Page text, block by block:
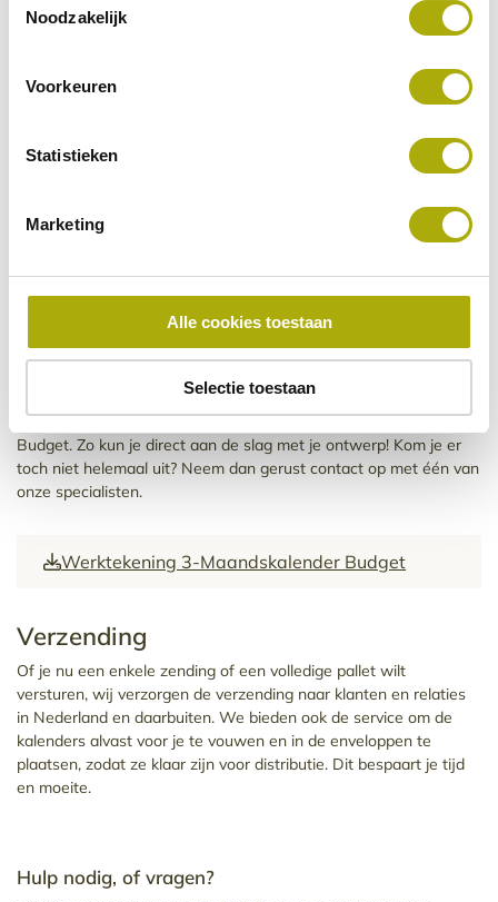
Noodzakelijk
Voorkeuren
Statistieken
Marketing
Alle cookies toestaan
Selectie toestaan
Benieuwd hoe de budgetkalender met 3 maanden jouw
offerte aan of neem contact op met onze specialisten voor
3-Maandskalender Budget
Standaard inclusief eigen bedrukking
Offerte op maat en pas betalen na levering
Inclusief Nederlandse en Belgische feestdagen
Hieronder vind je de werktekening voor de 3-Maandskalender
Budget. Zo kun je direct aan de slag met je ontwerp! Kom je er
toch niet helemaal uit? Neem dan gerust contact op met één van
onze specialisten.
Werktekening 3-Maandskalender Budget
Verzending
Of je nu een enkele zending of een volledige pallet wilt
versturen, wij verzorgen de verzending naar klanten en relaties
in Nederland en daarbuiten. We bieden ook de service om de
kalenders alvast voor je te vouwen en in de enveloppen te
plaatsen, zodat ze klaar zijn voor distributie. Dit bespaart je tijd
en moeite.
Hulp nodig, of vragen?